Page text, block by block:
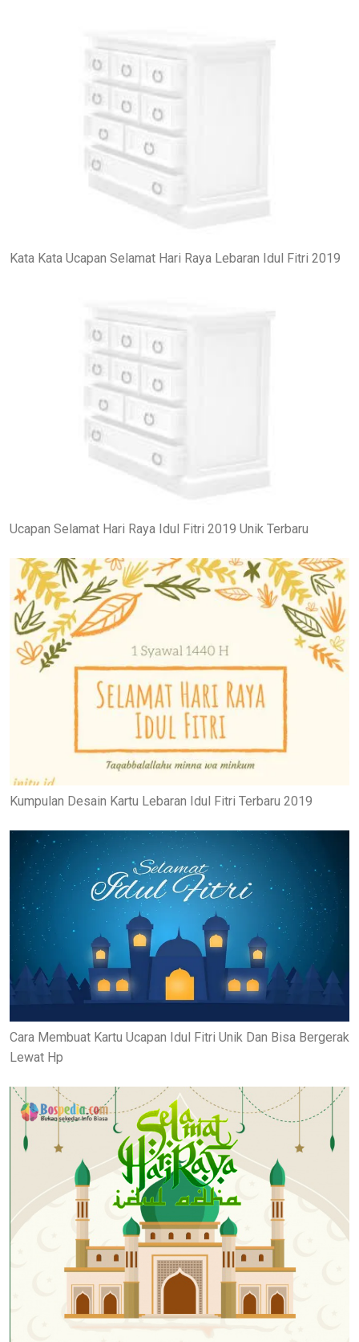
Kata Kata Ucapan Selamat Hari Raya Lebaran Idul Fitri 2019
Ucapan Selamat Hari Raya Idul Fitri 2019 Unik Terbaru
Kumpulan Desain Kartu Lebaran Idul Fitri Terbaru 2019
Cara Membuat Kartu Ucapan Idul Fitri Unik Dan Bisa Bergerak
Lewat Hp